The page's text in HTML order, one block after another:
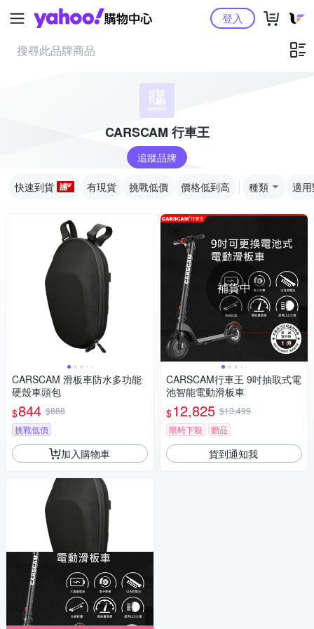
Yahoo購物中心登入
CARSCAM 行車王
追蹤品牌
快速到貨 有現貨 挑戰低價 價格低到高 種類 適
CARSCAM 滑板車防水多功能
硬殼車頭包
$844 $888
挑戰低價
加入購物車
補貨中
CARSCAM行車王 9吋抽取式電
池智能電動滑板車
$12,825 $13,499
限時下殺
贈品
貨到通知我